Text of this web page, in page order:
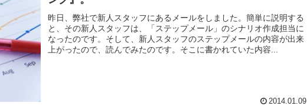
昨日、弊社で新人スタッフにあるメールをしました。簡単に説明する
と、その新人スタッフは、「ステップメール」のシナリオ作成担当に
なったのです。そして、新人スタッフのステップメールの内容が出来
上がったので、読んでみたのです。そこに書かれていた内容...
2014.01.09